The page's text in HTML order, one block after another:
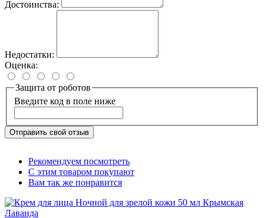
Достоинства:
Недостатки:
Оценка:
Защита от роботов
Введите код в поле ниже
Отправить свой отзыв
Рекомендуем посмотреть
С этим товаром покупают
Вам так же понравится